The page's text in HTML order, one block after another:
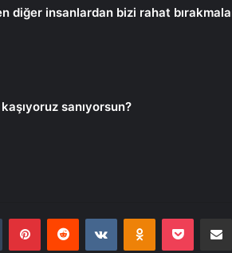
diğer insanlardan bizi rahat
sanıyorsun?
Tumblr PinterestReddit VKontakteOdnoklassniki
Pocket